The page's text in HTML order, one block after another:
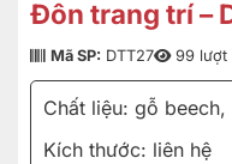
Đôn trang trí –
Mã SP: DTT27 99 lượt
Chất liệu: gỗ
Kích thước: liên hệ